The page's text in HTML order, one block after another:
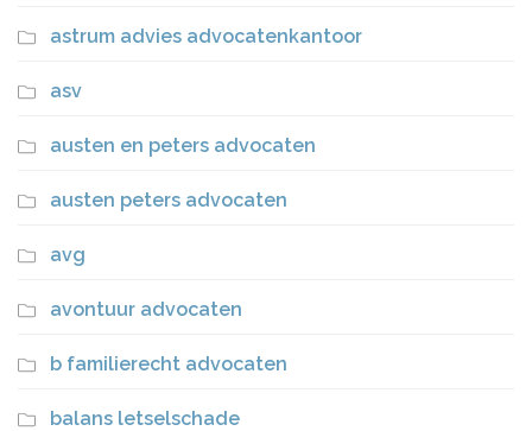
astrum advies advocatenkantoor
asv
austen en peters advocaten
austen peters advocaten
avg
avontuur advocaten
b familierecht advocaten
balans letselschade